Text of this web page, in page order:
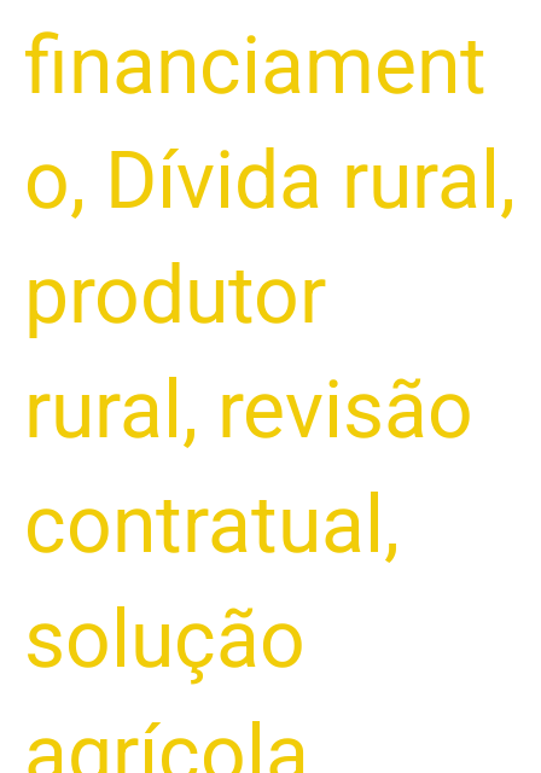
financiament
o, Dívida rural ,
produtor
rural , revisão
contratual ,
solução